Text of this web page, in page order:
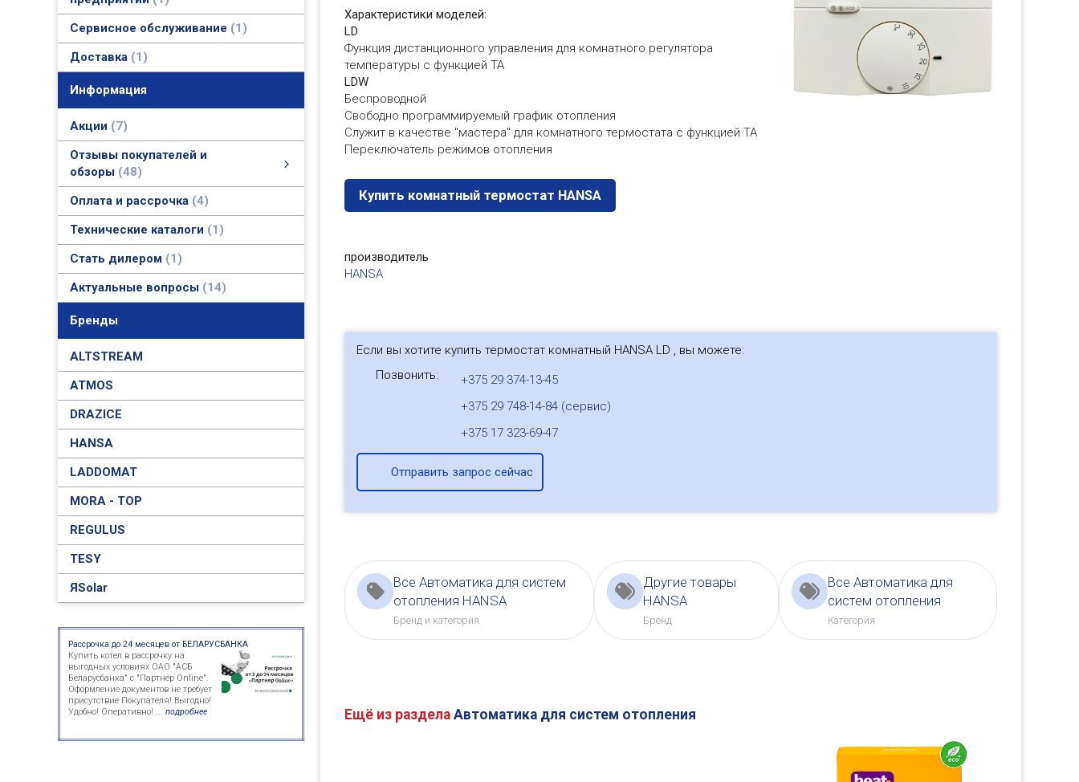
Сервисное обслуживание
1
Доставка
1
Информация
Акции
7
Отзывы покупателей и
обзоры 48
Оплата и рассрочка 4
Технические каталоги
1
Стать дилером
1
Актуальные вопросы
14
Бренды
ALTSTREAM
ATMOS
DRAZICE
HANSA
LADDOMAT
MORA - TOP
REGULUS
TESY
ЯSolar
Рассрочка до 24 месяцев от БЕЛАРУСБАНКА
Купить котел в рассрочку на
выгодных условиях ОАО "АСБ
Беларусбанка" с "Партнер Online".
Оформление документов не требует
присутствие Покупателя! Выгодно!
Удобно! Оперативно! ... подробнее
Характеристики моделей:
LD
Функция дистанционного управления для комнатного регулятора
температуры с функцией TA
LDW
Беспроводной
Свободно программируемый график отопления
Служит в качестве "мастера" для комнатного термостата с функцией ТА
Переключатель режимов отопления
Купить комнатный термостат HANSA
производитель
HANSA
Если вы хотите купить термостат комнатный HANSA LD , вы можете:
Позвонить:
+375 29 374-13-45
+375 29 748-14-84 (сервис)
+375 17 323-69-47
Отправить запрос сейчас
Все Автоматика для систем
отопления HANSA
Бренд и категория
Другие товары
HANSA
Бренд
Все Автоматика для
систем отопления
Категория
Ещё из разделаАвтоматика для систем отопления